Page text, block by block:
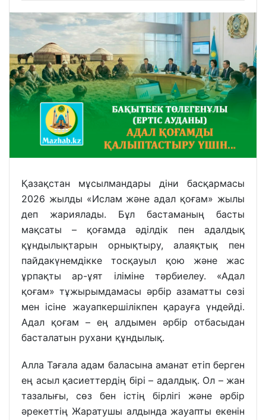
Қазақстан мұсылмандары діни басқармасы
2026 жылды «Ислам және адал қоғам» жылы
деп жариялады. Бұл бастаманың басты
мақсаты – қоғамда әділдік пен адалдық
құндылықтарын орнықтыру, алаяқтық пен
пайдакүнемдікке тосқауыл қою және жас
ұрпақты ар-ұят іліміне тәрбиелеу. «Адал
қоғам» тұжырымдамасы әрбір азаматты сөзі
мен ісіне жауапкершілікпен қарауға үндейді.
Адал қоғам – ең алдымен әрбір отбасыдан
басталатын рухани құндылық.
Алла Тағала адам баласына аманат етіп берген
ең асыл қасиеттердің бірі – адалдық. Ол – жан
тазалығы, сөз бен істің бірлігі және әрбір
әрекеттің Жаратушы алдында жауапты екенін